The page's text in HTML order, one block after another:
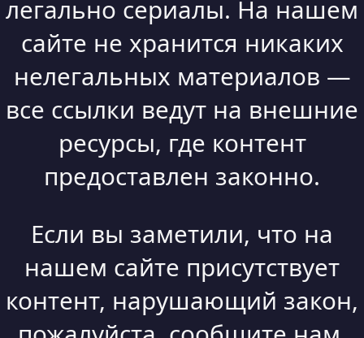
легально сериалы. На нашем
сайте не хранится никаких
нелегальных материалов —
все ссылки ведут на внешние
ресурсы, где контент
предоставлен законно.
Если вы заметили, что на
нашем сайте присутствует
контент, нарушающий закон,